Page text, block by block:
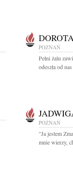
POZNAŃ
Pełni żalu
odeszła od
POZNAŃ
"Ja jestem
mnie wierzy,